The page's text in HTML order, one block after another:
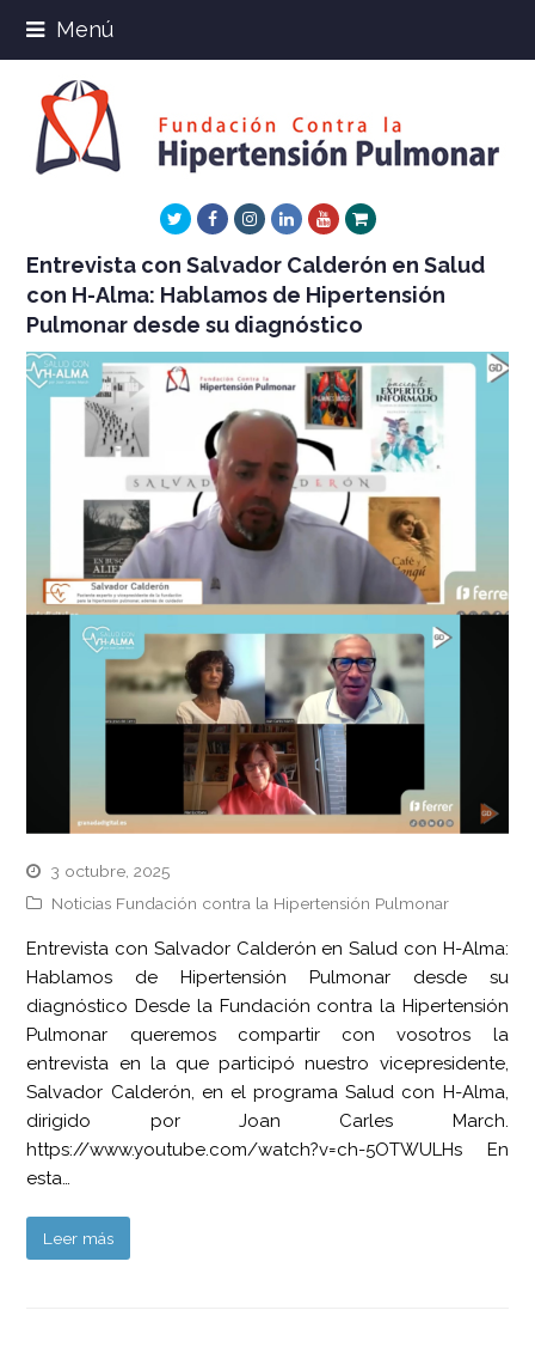
Menú
TwitterFacebookInstagram
LinkedInYoutube
Xing
Entrevista con Salvador Calderón en Salud
con H-Alma: Hablamos de Hipertensión
Pulmonar desde su diagnóstico
3 octubre, 2025
Noticias Fundación contra la Hipertensión Pulmonar
Entrevista con Salvador Calderón en Salud con H-Alma:
Hablamos de Hipertensión Pulmonar desde su
diagnóstico Desde la Fundación contra la Hipertensión
Pulmonar queremos compartir con vosotros la
entrevista en la que participó nuestro vicepresidente,
Salvador Calderón, en el programa Salud con H-Alma,
dirigido por Joan Carles March.
https://www.youtube.com/watch?v=ch-5OTWULHs En
esta…
Leer más